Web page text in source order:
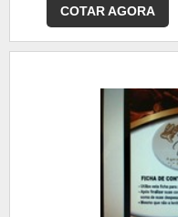
COTAR AGORA